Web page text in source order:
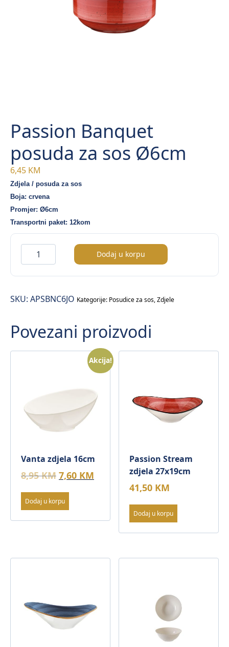
Passion Banquet
posuda za sos Ø6cm
6,45 KM
Zdjela / posuda za sos
Boja: crvena
Promjer: Ø6cm
Transportni paket: 12kom
Passion
Banquet
posuda
sos
količina
Dodaj u korpu
SKU: APSBNC6JO Kategorije: Posudice za sos,Zdjele
Povezani proizvodi
Akcija!
Vanta zdjela 16cm
8,95KM Original
was:
8,95 KM.
7,60 KM
Dodaj u korpu
Passion Stream
zdjela 27x19cm
41,50 KM
Dodaj u korpu